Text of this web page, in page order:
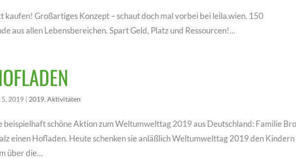
kaufen! Großartiges Konzept – schaut doch mal vorbei bei leila.wien. 150
aus allen Lebensbereichen. Spart Geld, Platz und Ressourcen!...
5, 2019 | 2019,Aktivitäten
beispielhaft schöne Aktion zum Weltumwelttag 2019 aus Deutschland: Familie
einen Hofladen. Heute schenken sie anläßlich Weltumwelttag 2019 den Kindern
über die...